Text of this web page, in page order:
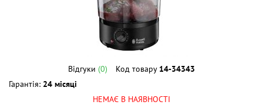
Відгуки (0) Код товару 14-34343
Гарантія: 24 місяці
НЕМАЄ В НАЯВНОСТІ